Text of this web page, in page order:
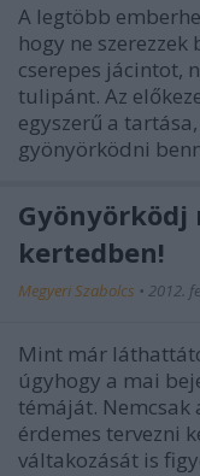
A legtöbb
hogy ne
cserepes jácintot,
tulipánt. Az
egyszerű a
gyönyörködni
kertedben!
Megyeri Szabolcs • 2012.
Mint már
úgyhogy a mai
témáját. Nemcsak
érdemes tervezni
váltakozását is